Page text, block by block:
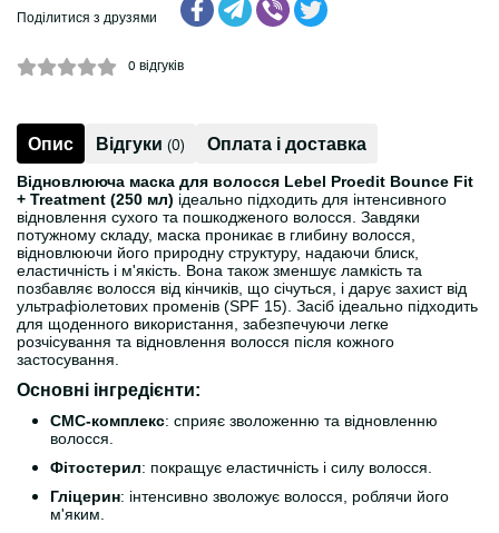
Поділитися з друзями
0 відгуків
Опис Відгуки (0) Оплата і доставка
Відновлююча маска для волосся Lebel Proedit Bounce Fit
+ Treatment (250 мл) ідеально підходить для інтенсивного
відновлення сухого та пошкодженого волосся. Завдяки
потужному складу, маска проникає в глибину волосся,
відновлюючи його природну структуру, надаючи блиск,
еластичність і м'якість. Вона також зменшує ламкість та
позбавляє волосся від кінчиків, що січуться, і дарує захист від
ультрафіолетових променів (SPF 15). Засіб ідеально підходить
для щоденного використання, забезпечуючи легке
розчісування та відновлення волосся після кожного
застосування.
Основні інгредієнти:
СМС-комплекс: сприяє зволоженню та відновленню
волосся.
Фітостерил: покращує еластичність і силу волосся.
Гліцерин: інтенсивно зволожує волосся, роблячи його
м'яким.